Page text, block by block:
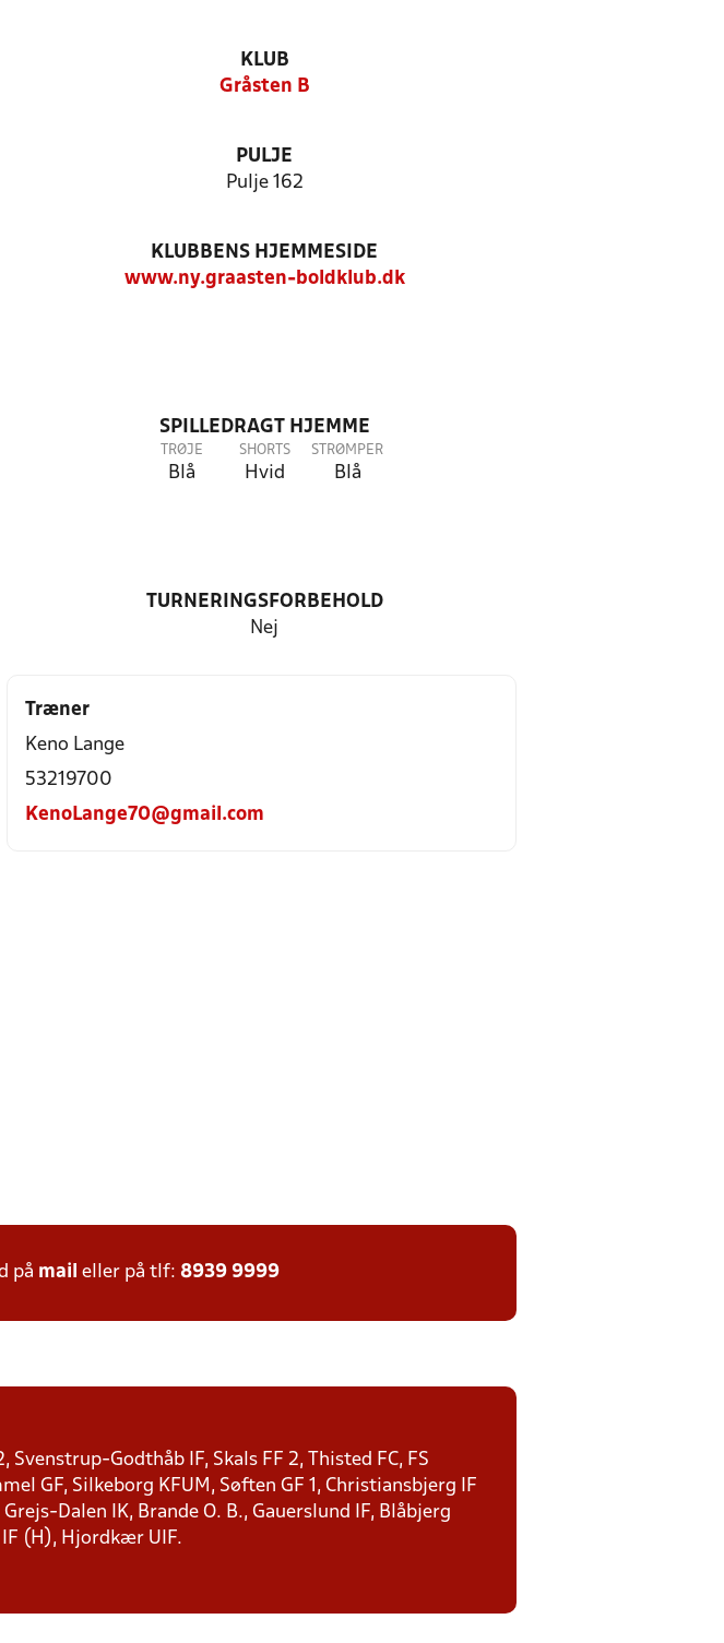
KLUB
Gråsten B
PULJE
Pulje 162
KLUBBENS HJEMMESIDE
www.ny.graasten-boldklub.dk
SPILLEDRAGT HJEMME
TRØJE
Blå
SHORTS
Hvid
STRØMPER
Blå
TURNERINGSFORBEHOLD
Nej
Træner
Keno Lange
53219700
KenoLange70@gmail.com
på mail eller på tlf: 8939 9999
Godthåb IF, Skals FF 2, Thisted FC, FS
GF, Silkeborg KFUM, Søften GF 1, Christiansbjerg IF
Dalen IK, Brande O. B., Gauerslund IF, Blåbjerg
IF (H), Hjordkær UIF.